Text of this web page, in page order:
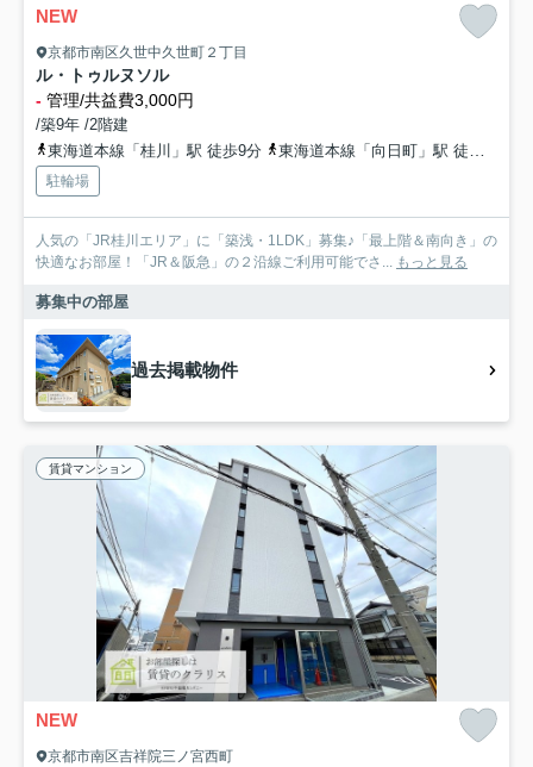
NEW
京都市南区久世中久世町２丁目
ル・トゥルヌソル
- 管理/共益費3,000円
/築9年 /2階建
東海道本線「桂川」駅 徒歩9分
東海道本線「向日町」駅 徒歩15分
駐輪場
人気の「JR桂川エリア」に「築浅・1LDK」募集♪「最上階＆南向き」の
快適なお部屋！「JR＆阪急」の２沿線ご利用可能でさ... もっと見る
募集中の部屋
過去掲載物件
賃貸マンション
NEW
京都市南区吉祥院三ノ宮西町